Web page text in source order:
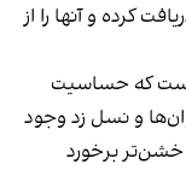
کرده و آنها را از
است که حساسیت
و نسل زد وجود
خشن‌تر برخورد